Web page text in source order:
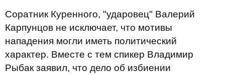
Соратник Куренного, "ударовец" Валерий
Карпунцов не исключает, что мотивы
нападения могли иметь политический
характер. Вместе с тем спикер Владимир
Рыбак заявил, что дело об избиении